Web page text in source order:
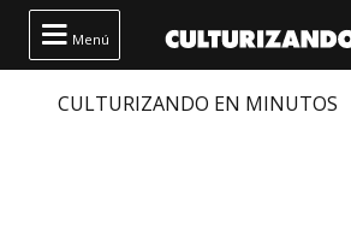
 Menú
CULTURIZANDO EN MINUTOS